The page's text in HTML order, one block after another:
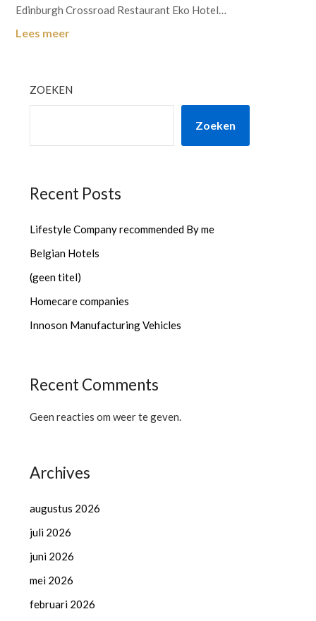
Edinburgh Crossroad Restaurant Eko Hotel…
Lees meer
ZOEKEN
Zoeken
Recent Posts
Lifestyle Company recommended By me
Belgian Hotels
(geen titel)
Homecare companies
Innoson Manufacturing Vehicles
Recent Comments
Geen reacties om weer te geven.
Archives
augustus 2026
juli 2026
juni 2026
mei 2026
februari 2026